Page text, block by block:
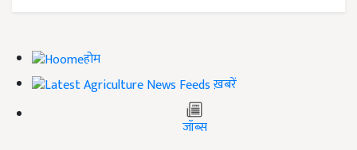
होम
ख़बरें
जॉब्स